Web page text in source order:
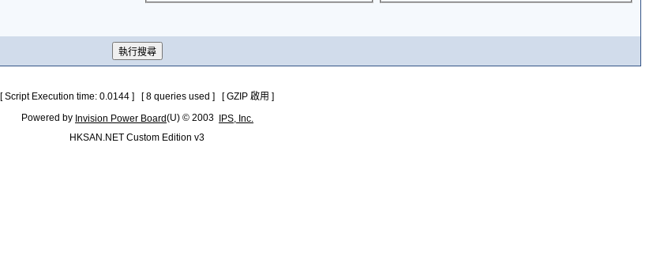
[ Script Execution time: 0.0144 ] [ 8 queries used ] [ GZIP 啟用 ]
Powered by Invision Power Board(U) © 2003
IPS, Inc.
HKSAN.NET Custom Edition v3